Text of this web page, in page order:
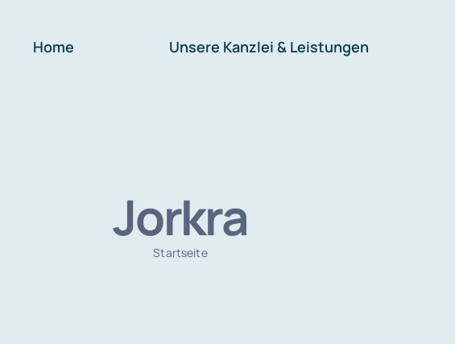
Home Unsere Kanzlei & Leistungen
Jorkra
Startseite